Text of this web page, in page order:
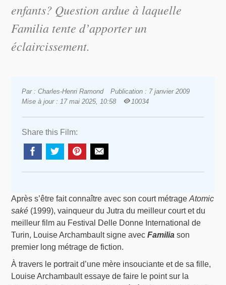
enfants? Question ardue à laquelle
Familia tente d’apporter un
éclaircissement.
Par : Charles-Henri Ramond
Publication : 7 janvier 2009
Mise à jour : 17 mai 2025, 10:58
10034
Share this Film:
Après s’être fait connaître avec son court métrageAtomic
saké (1999), vainqueur du Jutra du meilleur court et du
meilleur film au Festival Delle Donne International de
Turin, Louise Archambault signe avecFamilia son
premier long métrage de fiction.
À travers le portrait d’une mère insouciante et de sa fille,
Louise Archambault essaye de faire le point sur la